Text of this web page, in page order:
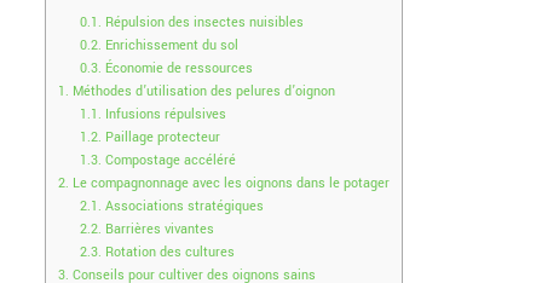
0.1. Répulsion des insectes nuisibles
0.2. Enrichissement du sol
0.3. Économie de ressources
1. Méthodes d’utilisation des pelures d’oignon
1.1. Infusions répulsives
1.2. Paillage protecteur
1.3. Compostage accéléré
2. Le compagnonnage avec les oignons dans le potager
2.1. Associations stratégiques
2.2. Barrières vivantes
2.3. Rotation des cultures
3. Conseils pour cultiver des oignons sains